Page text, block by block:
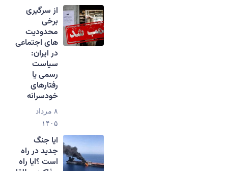
از سرگیری
برخی
محدودیت
های اجتماعی
در ایران:
سیاست
رسمی یا
رفتارهای
خودسرانه
۸ مرداد
۱۴۰۵
ایا جنگ
جدید در راه
است ؟ایا راه